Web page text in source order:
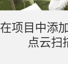
在项目中添
点云扫